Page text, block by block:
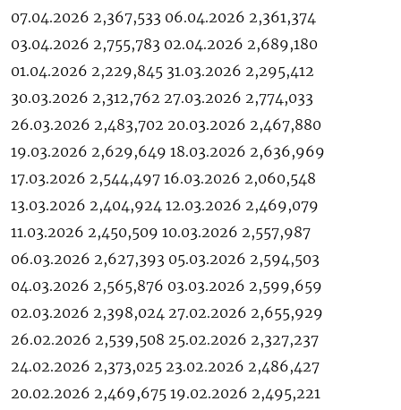
07.04.2026 2,367,533 06.04.2026 2,361,374
03.04.2026 2,755,783 02.04.2026 2,689,180
01.04.2026 2,229,845 31.03.2026 2,295,412
30.03.2026 2,312,762 27.03.2026 2,774,033
26.03.2026 2,483,702 20.03.2026 2,467,880
19.03.2026 2,629,649 18.03.2026 2,636,969
17.03.2026 2,544,497 16.03.2026 2,060,548
13.03.2026 2,404,924 12.03.2026 2,469,079
11.03.2026 2,450,509 10.03.2026 2,557,987
06.03.2026 2,627,393 05.03.2026 2,594,503
04.03.2026 2,565,876 03.03.2026 2,599,659
02.03.2026 2,398,024 27.02.2026 2,655,929
26.02.2026 2,539,508 25.02.2026 2,327,237
24.02.2026 2,373,025 23.02.2026 2,486,427
20.02.2026 2,469,675 19.02.2026 2,495,221